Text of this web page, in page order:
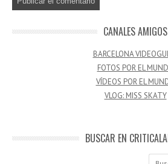
CANALES AMIGOS
BARCELONA
FOTOS POR EL
VÍDEOS POR EL
VLOG: MISS SKATY
BUSCAR EN
Buscar